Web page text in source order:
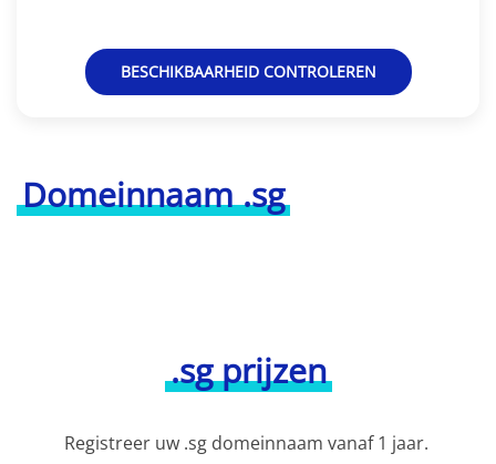
Domeinnaam .sg
BESCHIKBAARHEID CONTROLEREN
.sg prijzen
Registreer uw .sg domeinnaam vanaf 1 jaar.